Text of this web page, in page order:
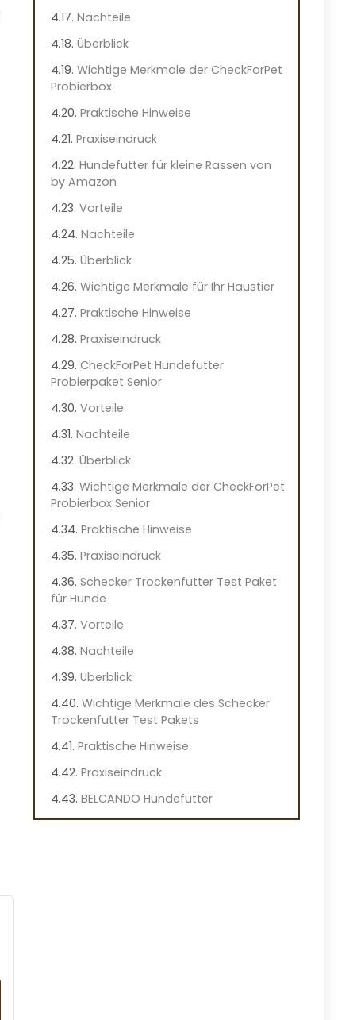
Nachteile
Überblick
Wichtige Merkmale der CheckForPet
Probierbox
Praktische Hinweise
Praxiseindruck
Hundefutter für kleine Rassen von
by Amazon
Vorteile
Nachteile
Überblick
Wichtige Merkmale für Ihr Haustier
Praktische Hinweise
Praxiseindruck
CheckForPet Hundefutter
Probierpaket Senior
Vorteile
Nachteile
Überblick
Wichtige Merkmale der CheckForPet
Probierbox Senior
Praktische Hinweise
Praxiseindruck
Schecker Trockenfutter Test Paket
für Hunde
Vorteile
Nachteile
Überblick
Wichtige Merkmale des Schecker
Trockenfutter Test Pakets
Praktische Hinweise
Praxiseindruck
BELCANDO Hundefutter
Kennenlernpaket für Kleine